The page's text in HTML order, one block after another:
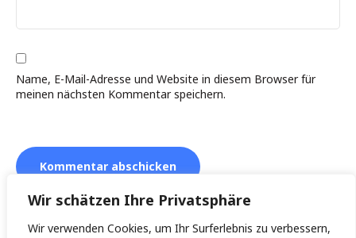
Wir schätzen Ihre Privatsphäre
Wir verwenden Cookies, um Ihr Surferlebnis zu verbessern,
Name, E-Mail-Adresse und Website in diesem Browser für
meinen nächsten Kommentar speichern.